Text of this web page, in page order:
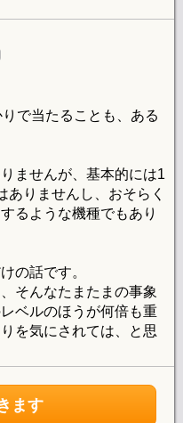
で当たることも、ある
ませんが、基本的には1
りませんし、おそらく
るような機種でもあり
の話です。
そんなたまたまの事象
ベルのほうが何倍も重
を気にされては、と思
ます